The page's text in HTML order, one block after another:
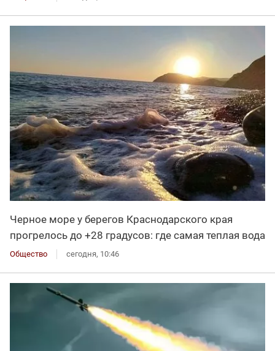
Черное море у берегов Краснодарского края
прогрелось до +28 градусов: где самая теплая вода
Общество сегодня, 10:46